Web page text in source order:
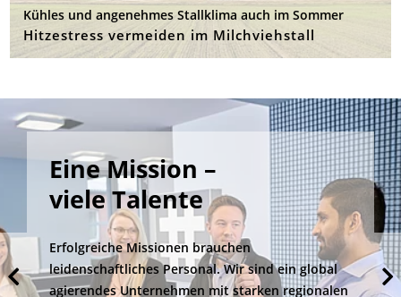
Kühles und angenehmes Stallklima auch im Sommer
Hitzestress vermeiden im Milchviehstall
Eine Mission –
viele Talente
Erfolgreiche Missionen brauchen
leidenschaftliches Personal. Wir sind ein global
agierendes Unternehmen mit starken regionalen